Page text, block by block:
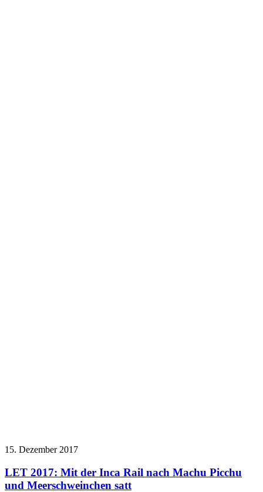
15. Dezember 2017
LET 2017: Mit der Inca Rail nach Machu Picchu
und Meerschweinchen satt